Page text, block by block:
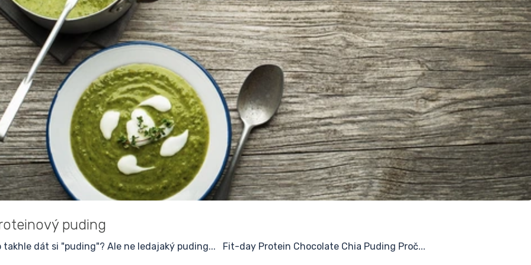
puding
takhle dát si "puding"? Ale ne ledajaký puding... Fit-day Protein Chocolate Chia Puding Proč...